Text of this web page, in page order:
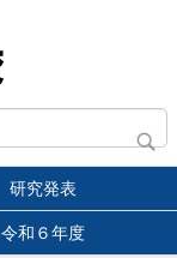
研究発表
令和６年度